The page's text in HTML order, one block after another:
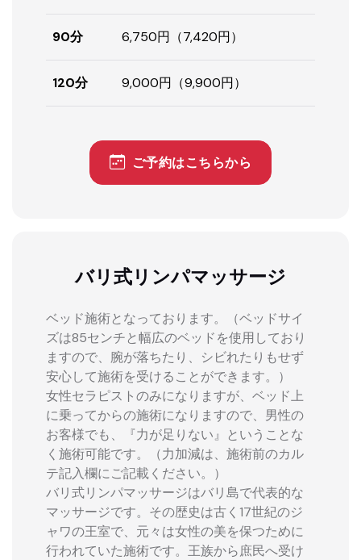
90分 6,750円（7,420円）
120分 9,000円（9,900円）
ご予約はこちらから
バリ式リンパマッサージ
ベッド施術となっております。（ベッドサイ
ズは85センチと幅広のベッドを使用しており
ますので、腕が落ちたり、シビれたりもせず
安心して施術を受けることができます。）
女性セラピストのみになりますが、ベッド上
に乗ってからの施術になりますので、男性の
お客様でも、『力が足りない』ということな
く施術可能です。（力加減は、施術前のカル
テ記入欄にご記載ください。）
バリ式リンパマッサージはバリ島で代表的な
マッサージです。その歴史は古く17世紀のジ
ャワの王室で、元々は女性の美を保つために
行われていた施術です。王族から庶民へ受け